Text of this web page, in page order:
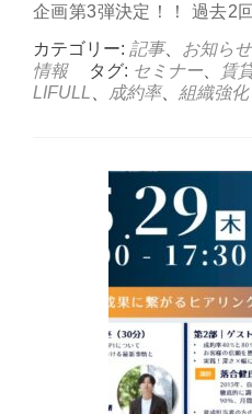
企画第3弾決定！！ 過去2
カテゴリー: 記事、 お知ら
情報
タグ: セミナー 賃
LIFULL
成約率、 組織強化